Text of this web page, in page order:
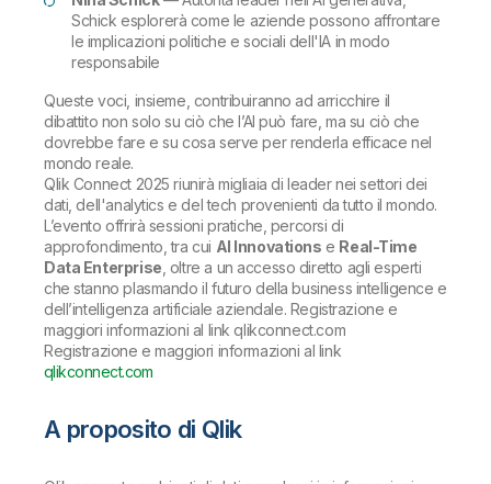
Schick esplorerà come le aziende possono affrontare
le implicazioni politiche e sociali dell'IA in modo
responsabile
Queste voci, insieme, contribuiranno ad arricchire il
dibattito non solo su ciò che l’AI può fare, ma su ciò che
dovrebbe fare e su cosa serve per renderla efficace nel
mondo reale.
Qlik Connect 2025 riunirà migliaia di leader nei settori dei
dati, dell'analytics e del tech provenienti da tutto il mondo.
L’evento offrirà sessioni pratiche, percorsi di
approfondimento, tra cui AI Innovations e Real-Time
Data Enterprise , oltre a un accesso diretto agli esperti
che stanno plasmando il futuro della business intelligence e
dell’intelligenza artificiale aziendale. Registrazione e
maggiori informazioni al link qlikconnect.com
Registrazione e maggiori informazioni al link
qlikconnect.com
A proposito di Qlik